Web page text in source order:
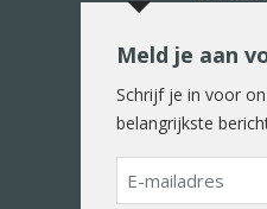
De reiswereld
Meld je aan
Schrijf je in voor
belangrijkste
E-
mailadres